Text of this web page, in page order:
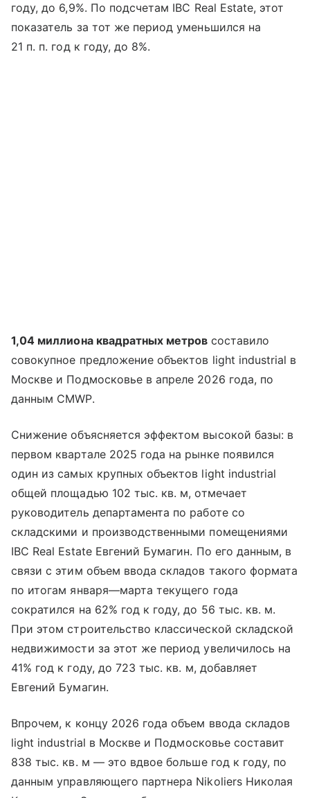
году, до 6,9%. По подсчетам IBC Real Estate, этот
показатель за тот же период уменьшился на
21 п. п. год к году, до 8%.
1,04 миллиона квадратных метров составило
совокупное предложение объектов light industrial в
Москве и Подмосковье в апреле 2026 года, по
данным CMWP.
Снижение объясняется эффектом высокой базы: в
первом квартале 2025 года на рынке появился
один из самых крупных объектов light industrial
общей площадью 102 тыс. кв. м, отмечает
руководитель департамента по работе со
складскими и производственными помещениями
IBC Real Estate Евгений Бумагин. По его данным, в
связи с этим объем ввода складов такого формата
по итогам января—марта текущего года
сократился на 62% год к году, до 56 тыс. кв. м.
При этом строительство классической складской
недвижимости за этот же период увеличилось на
41% год к году, до 723 тыс. кв. м, добавляет
Евгений Бумагин.
Впрочем, к концу 2026 года объем ввода складов
light industrial в Москве и Подмосковье составит
838 тыс. кв. м — это вдвое больше год к году, по
данным управляющего партнера Nikoliers Николая